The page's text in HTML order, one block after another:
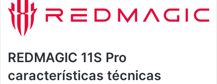
REDMAGIC 11S Pro
características técnicas